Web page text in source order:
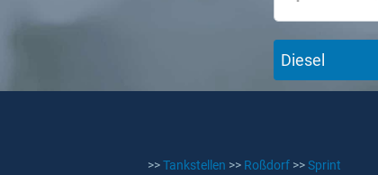
Diesel
>>Tankstellen >> Roßdorf >>Sprint